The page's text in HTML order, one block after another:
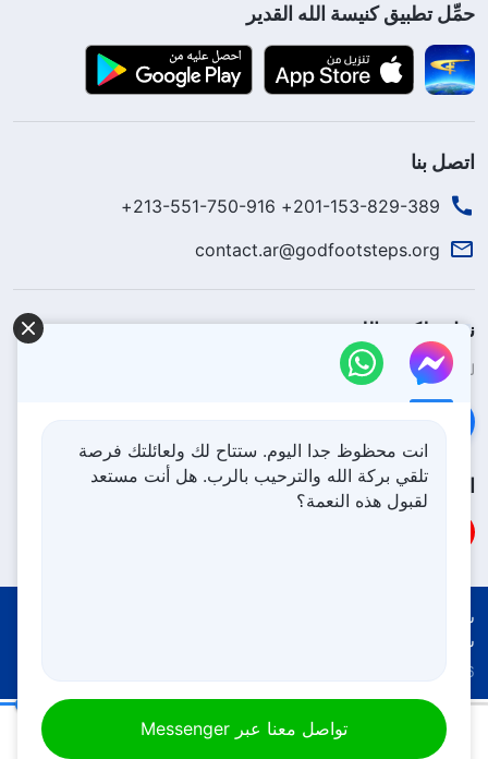
حمِّل تطبيق كنيسة الله القدير
اتصل بنا
201-153-829-389+ 213-551-750-916+
contact.ar@godfootsteps.org
نزل ملكوت الله.
لقد نزلت المملكة بالفعل إلى الأرض! هل تريد دخوله؟
اتبعنا
شروط الاستخدام
سياسة ملفات تعريف الارتباط
Copyright © 2026
انت محظوظ جدا اليوم. ستتاح لك ولعائلتك فرصة
تلقي بركة الله والترحيب بالرب. هل أنت مستعد
لقبول هذه النعمة؟
تواصل معنا عبر Messenger